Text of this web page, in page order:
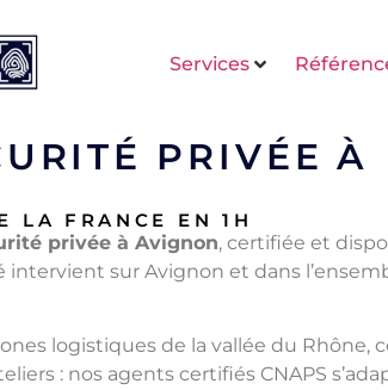
Services
PRIVÉE À
LA FRANCE EN 1H
privée à Avignon, certifiée et
intervient sur Avignon et dans
logistiques de la vallée du Rhône,
: nos agents certifiés CNAPS